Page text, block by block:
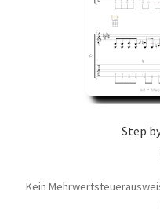
Step
Kein